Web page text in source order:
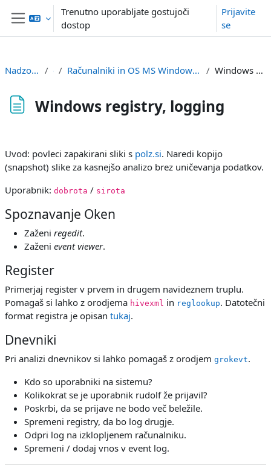
Preskoči na glavno vsebino
Stransko polje
Trenutno uporabljate gostujoči
dostop
Prijavite
se
Nadzorna plošča df Računalniki in OS MS Windows / Computers and OS MS Windows Windows registry, logging
Windows registry, logging
Uvod: povleci zapakirani sliki s polz.si. Naredi kopijo
(snapshot) slike za kasnejšo analizo brez uničevanja podatkov.
Uporabnik: dobrota / sirota
Spoznavanje Oken
Zaženi regedit.
Zaženi event viewer.
Register
Primerjaj register v prvem in drugem navideznem truplu.
Pomagaš si lahko z orodjema hivexml in reglookup. Datotečni
format registra je opisan tukaj.
Dnevniki
Pri analizi dnevnikov si lahko pomagaš z orodjem grokevt.
Kdo so uporabniki na sistemu?
Kolikokrat se je uporabnik rudolf že prijavil?
Poskrbi, da se prijave ne bodo več beležile.
Spremeni registry, da bo log drugje.
Odpri log na izklopljenem računalniku.
Spremeni / dodaj vnos v event log.